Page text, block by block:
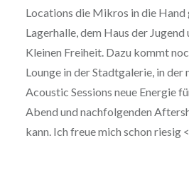
Locations die Mikros in die Hand
Lagerhalle, dem Haus der
Kleinen Freiheit. Dazu kommt
Lounge in der Stadtgalerie, in der
Acoustic Sessions neue Energie
Abend und nachfolgenden
kann. Ich freue mich schon riesig